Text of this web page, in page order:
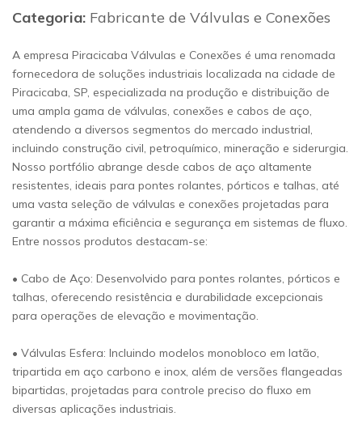
Categoria: Fabricante de Válvulas e Conexões
A empresa Piracicaba Válvulas e Conexões é uma renomada
fornecedora de soluções industriais localizada na cidade de
Piracicaba, SP, especializada na produção e distribuição de
uma ampla gama de válvulas, conexões e cabos de aço,
atendendo a diversos segmentos do mercado industrial,
incluindo construção civil, petroquímico, mineração e siderurgia.
Nosso portfólio abrange desde cabos de aço altamente
resistentes, ideais para pontes rolantes, pórticos e talhas, até
uma vasta seleção de válvulas e conexões projetadas para
garantir a máxima eficiência e segurança em sistemas de fluxo.
Entre nossos produtos destacam-se:
• Cabo de Aço: Desenvolvido para pontes rolantes, pórticos e
talhas, oferecendo resistência e durabilidade excepcionais
para operações de elevação e movimentação.
• Válvulas Esfera: Incluindo modelos monobloco em latão,
tripartida em aço carbono e inox, além de versões flangeadas
bipartidas, projetadas para controle preciso do fluxo em
diversas aplicações industriais.